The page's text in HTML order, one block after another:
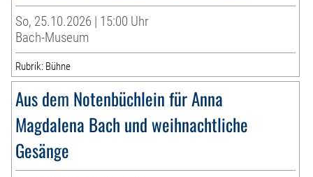
So, 25.10.2026 | 15:00 Uhr
Bach-Museum
Rubrik: Bühne
Aus dem Notenbüchlein für Anna
Magdalena Bach und weihnachtliche
Gesänge